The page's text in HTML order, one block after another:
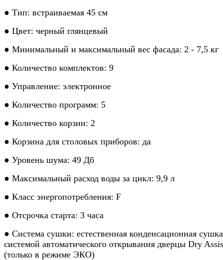
● Тип: встраиваемая 45 см
● Цвет: черный глянцевый
● Минимальный и максимальный вес фасада: 2 - 7,5 кг
● Количество комплектов: 9
● Управление: электронное
● Количество программ: 5
● Количество корзин: 2
● Корзина для столовых приборов: да
● Уровень шума: 49 Дб
● Максимальный расход воды за цикл: 9,9 л
● Класс энергопотребления: F
● Отсрочка старта: 3 часа
● Система сушки: естественная конденсационная
системой автоматического открывания дверцы Dry
(только в режиме ЭКО)